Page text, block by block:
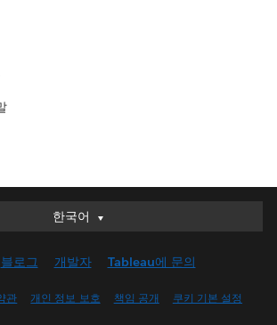
한국어
한국어
English (UK)
블로그 개발자 Tableau에 문의
관 개인 정보 보호 책임 공개 쿠키 기본 설정